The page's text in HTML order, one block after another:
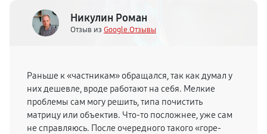
Никулин Роман
Отзыв из Google.Отзывы
Раньше к «частникам» обращался, так как думал у
них дешевле, вроде работают на себя. Мелкие
проблемы сам могу решить, типа почистить
матрицу или объектив. Что-то посложнее, уже сам
не справляюсь. После очередного такого «горе-